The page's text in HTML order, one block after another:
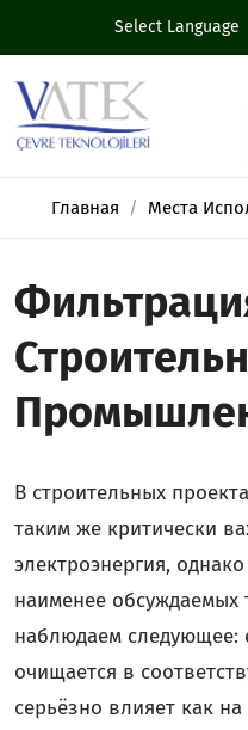
Select Language
Главная Места
В строительных
таким же критически
электроэнергия,
наименее обсуждаемых
наблюдаем следующее:
очищается в
серьёзно влияет как